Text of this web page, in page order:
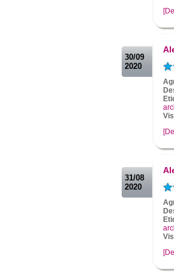
30/09
2020
31/08
2020